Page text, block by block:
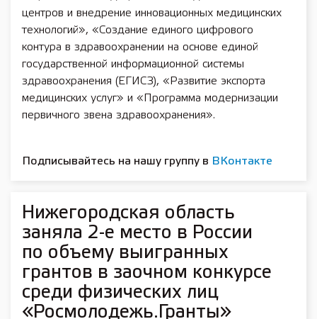
центров и внедрение инновационных медицинских
технологий», «Создание единого цифрового
контура в здравоохранении на основе единой
государственной информационной системы
здравоохранения (ЕГИСЗ), «Развитие экспорта
медицинских услуг» и «Программа модернизации
первичного звена здравоохранения».
Подписывайтесь на нашу группу в ВКонтакте
Нижегородская область
заняла 2-е место в России
по объему выигранных
грантов в заочном конкурсе
среди физических лиц
«Росмолодежь.Гранты»